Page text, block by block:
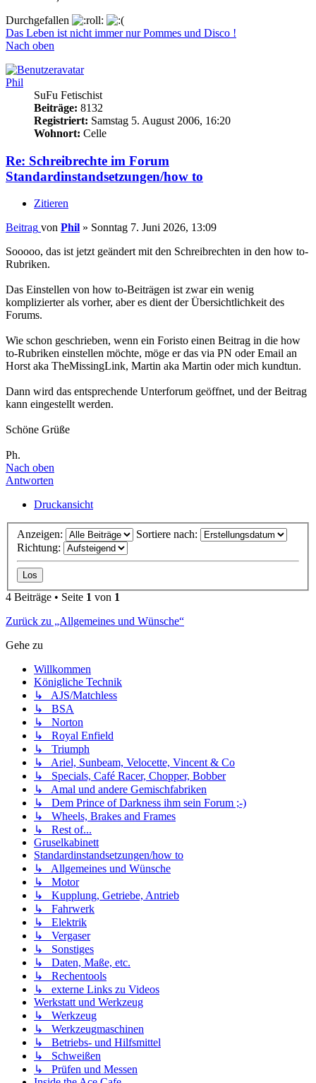
Durchgefallen
Das Leben ist nicht immer nur Pommes und Disco !
Nach oben
Phil
SuFu Fetischist
Beiträge: 8132
Registriert: Samstag 5. August 2006, 16:20
Wohnort: Celle
Re: Schreibrechte im Forum
Standardinstandsetzungen/how to
Zitieren
Beitrag von Phil » Sonntag 7. Juni 2026, 13:09
Sooooo, das ist jetzt geändert mit den Schreibrechten in den how to-
Rubriken.
Das Einstellen von how to-Beiträgen ist zwar ein wenig
komplizierter als vorher, aber es dient der Übersichtlichkeit des
Forums.
Wie schon geschrieben, wenn ein Foristo einen Beitrag in die how
to-Rubriken einstellen möchte, möge er das via PN oder Email an
Horst aka TheMissingLink, Martin aka Martin oder mich kundtun.
Dann wird das entsprechende Unterforum geöffnet, und der Beitrag
kann eingestellt werden.
Schöne Grüße
Ph.
Nach oben
Antworten
Druckansicht
Anzeigen:
Sortiere nach:
Richtung:
4 Beiträge • Seite 1 von 1
Zurück zu „Allgemeines und Wünsche“
Gehe zu
Willkommen
Königliche Technik
↳ AJS/Matchless
↳ BSA
↳ Norton
↳ Royal Enfield
↳ Triumph
↳ Ariel, Sunbeam, Velocette, Vincent & Co
↳ Specials, Café Racer, Chopper, Bobber
↳ Amal und andere Gemischfabriken
↳ Dem Prince of Darkness ihm sein Forum ;-)
↳ Wheels, Brakes and Frames
↳ Rest of...
Gruselkabinett
Standardinstandsetzungen/how to
↳ Allgemeines und Wünsche
↳ Motor
↳ Kupplung, Getriebe, Antrieb
↳ Fahrwerk
↳ Elektrik
↳ Vergaser
↳ Sonstiges
↳ Daten, Maße, etc.
↳ Rechentools
↳ externe Links zu Videos
Werkstatt und Werkzeug
↳ Werkzeug
↳ Werkzeugmaschinen
↳ Betriebs- und Hilfsmittel
↳ Schweißen
↳ Prüfen und Messen